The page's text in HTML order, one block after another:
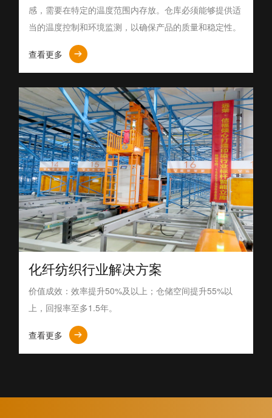
感，需要在特定的温度范围内存放。仓库必须能够提供适
当的温度控制和环境监测，以确保产品的质量和稳定性。
查看更多
化纤纺织行业解决方案
价值成效：效率提升50%及以上；仓储空间提升55%以
上，回报率至多1.5年。
查看更多